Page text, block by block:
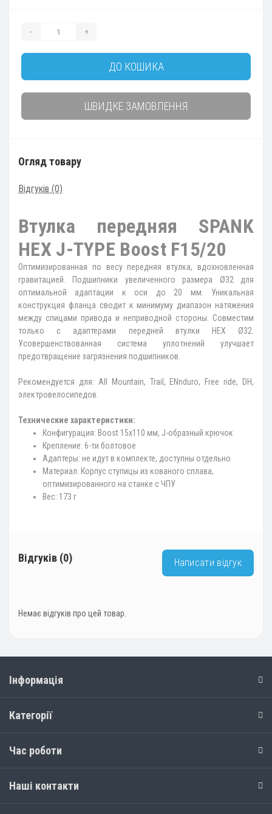
- +
ДО КОШИКА
ШВИДКЕ ЗАМОВЛЕННЯ
Огляд товару
Відгуків (0)
Втулка передняя SPANK
HEX J-TYPE Boost F15/20
Оптимизированная по весу передняя втулка, вдохновленная
гравитацией. Подшипники увеличенного размера Ø32 для
оптимальной адаптации к оси до 20 мм. Уникальная
конструкция фланца сводит к минимуму диапазон натяжения
между спицами привода и неприводной стороны. Совместим
только с адаптерами передней втулки HEX Ø32.
Усовершенствованная система уплотнений улучшает
предотвращение загрязнения подшипников.
Рекомендуется для: All Mountain, Trail, ENnduro, Free ride, DH,
электровелосипедов.
Технические характеристики:
Конфигурация: Boost 15x110 мм, J-образный крючок
Крепление: 6-ти болтовое
Адаптеры: не идут в комплекте, доступны отдельно
Материал: Корпус ступицы из кованого сплава,
оптимизированного на станке с ЧПУ
Вес: 173 г
Відгуків (0) Написати відгук
Немає відгуків про цей товар.
Інформація
Категорії
Час роботи
Наші контакти